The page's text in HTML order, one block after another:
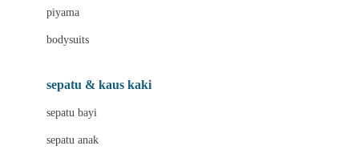
Beauty Barn
Bio Oil
Biolane
piyama
bodysuits
sepatu & kaus kaki
sepatu bayi
sepatu anak